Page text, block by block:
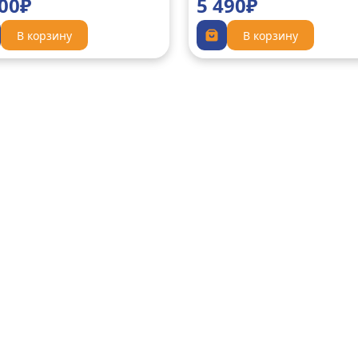
В корзину В корзину